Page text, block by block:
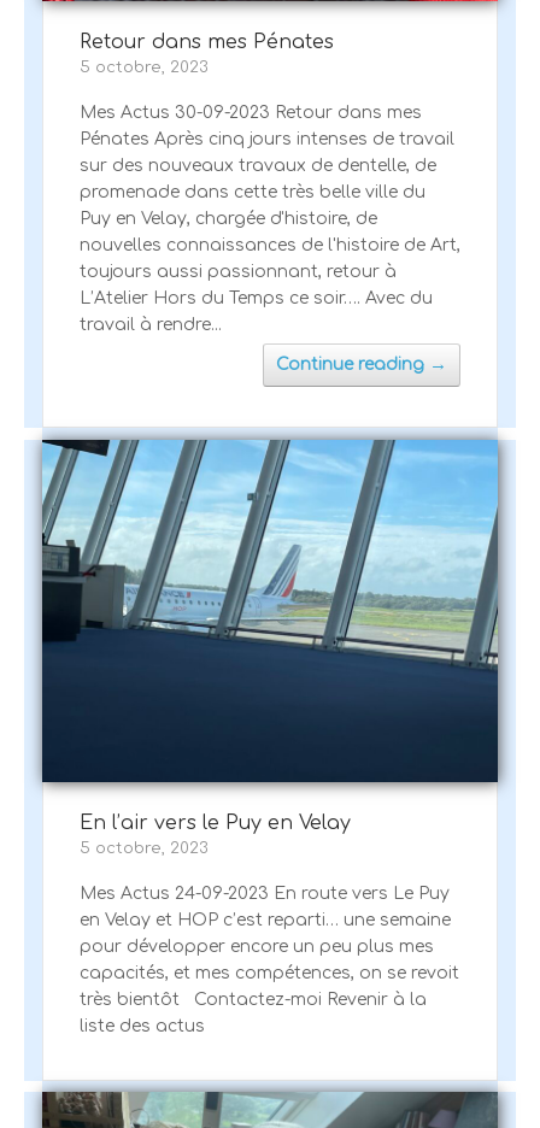
Retour dans mes Pénates
5 octobre, 2023
Mes Actus 30-09-2023 Retour dans mes
Pénates Après cinq jours intenses de travail
sur des nouveaux travaux de dentelle, de
promenade dans cette très belle ville du
Puy en Velay, chargée d'histoire, de
nouvelles connaissances de l'histoire de Art,
toujours aussi passionnant, retour à
L’Atelier Hors du Temps ce soir…. Avec du
travail à rendre...
Continue reading →
En l’air vers le Puy en Velay
5 octobre, 2023
Mes Actus 24-09-2023 En route vers Le Puy
en Velay et HOP c’est reparti… une semaine
pour développer encore un peu plus mes
capacités, et mes compétences, on se revoit
très bientôt Contactez-moi Revenir à la
liste des actus